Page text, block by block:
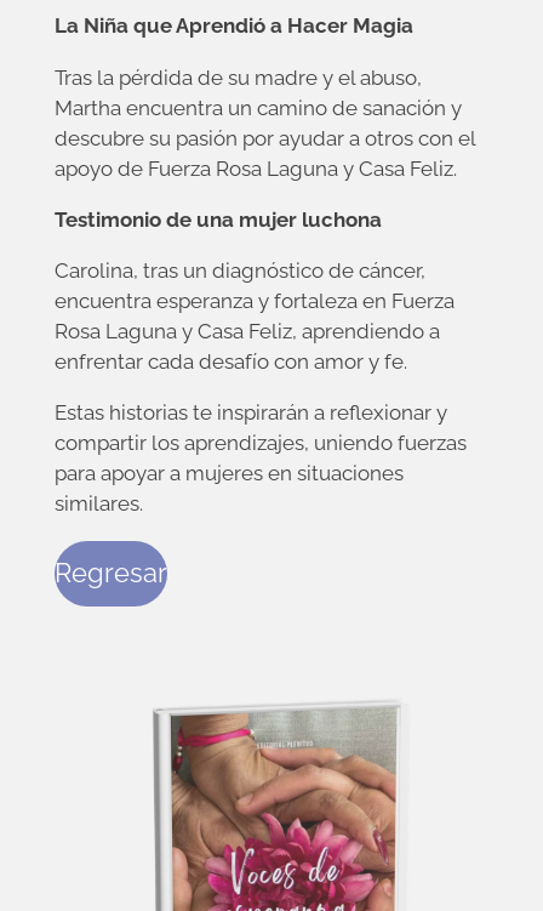
La Niña que Aprendió a Hacer Magia
Tras la pérdida de su madre y el abuso,
Martha encuentra un camino de sanación y
descubre su pasión por ayudar a otros con el
apoyo de Fuerza Rosa Laguna y Casa Feliz.
Testimonio de una mujer luchona
Carolina, tras un diagnóstico de cáncer,
encuentra esperanza y fortaleza en Fuerza
Rosa Laguna y Casa Feliz, aprendiendo a
enfrentar cada desafío con amor y fe.
Estas historias te inspirarán a reflexionar y
compartir los aprendizajes, uniendo fuerzas
para apoyar a mujeres en situaciones
similares.
Regresar